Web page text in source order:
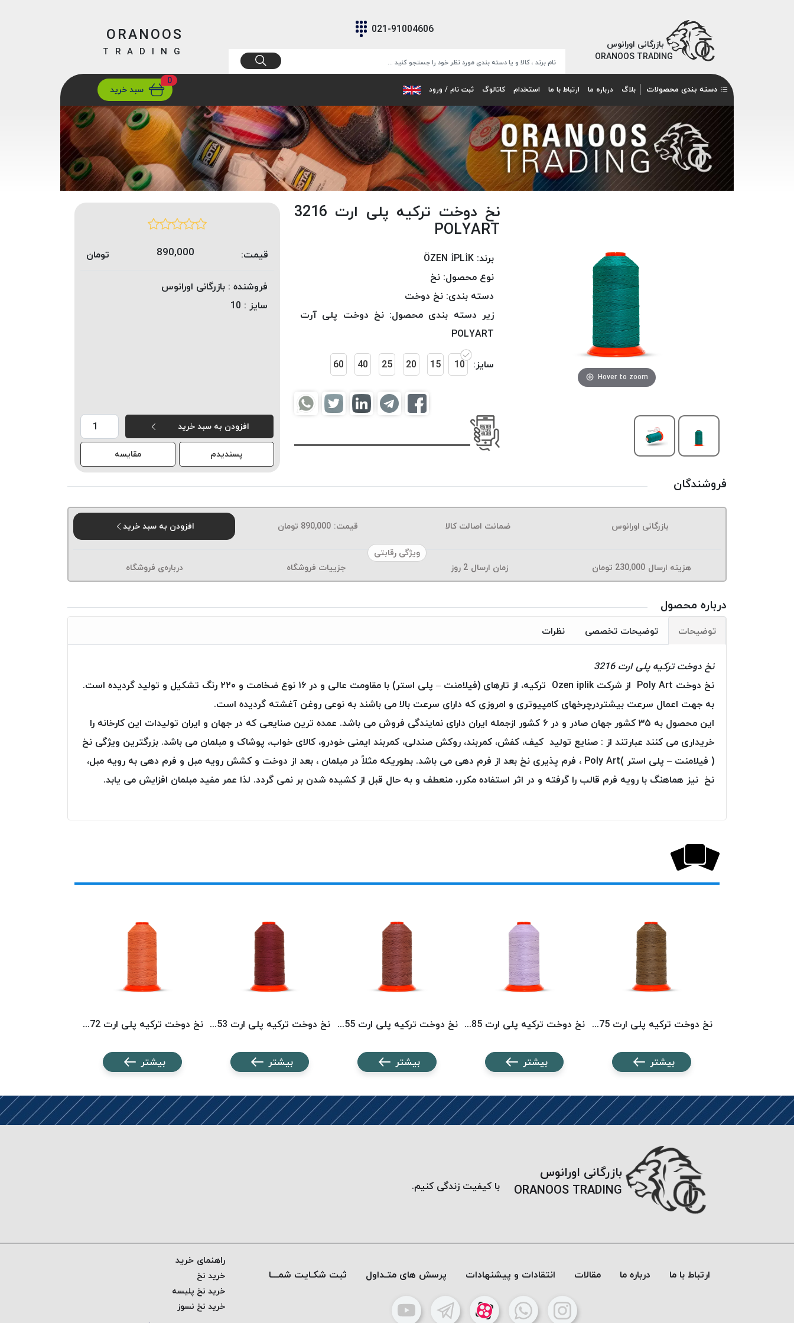
بازرگانی اورانوس
ORANOOS TRADING
021-91004606
ارسالتهران/ تهران
ORANOOS
TRADING
دسته بندی محصولات بلاگ درباره ما ارتباط با ما استخدام کاتالوگ ثبت نام / ورود
0
سبد خرید
Hover to zoom
نخ دوخت ترکیه پلی ارت 3216
POLYART
برند: ÖZEN İPLİK
نوع محصول: نخ
دسته بندی: نخ دوخت
زیر دسته بندی محصول: نخ دوخت پلی آرت
POLYART
سایز: 10
15
20
25
40
60
قیمت: 890,000
تومان
فروشنده : بازرگانی اورانوس
سایز : 10
افزودن به سبد خرید
پسندیدم
مقایسه
فروشندگان
بازرگانی اورانوس ضمانت اصالت کالا قیمت: 890,000 تومان
افزودن به سبد خرید
ویژگی رقابتی
هزینه ارسال 230,000 تومان زمان ارسال 2 روز جزییات فروشگاه درباره‌ی فروشگاه
درباره محصول
توضیحات توضیحات تخصصی نظرات
نخ دوخت ترکیه پلی ارت 3216
نخ دوخت Poly Art از شرکت Ozen iplik ترکیه، از تارهای (فیلامنت – پلی استر) با مقاومت عالی و در ۱۶ نوع ضخامت و ۲۲۰ رنگ تشکیل و تولید گردیده است.
به جهت اعمال سرعت بیشتردرچرخهای کامپیوتری و امروزی که دارای سرعت بالا می باشند به نوعی روغن آغشته گردیده است.
این محصول به ۳۵ کشور جهان صادر و در ۶ کشور ازجمله ایران دارای نمایندگی فروش می باشد. عمده ترین صنایعی که در جهان و ایران تولیدات این کارخانه را
خریداری می کنند عبارتند از : صنایع تولید کیف، کفش، کمربند، روکش صندلی، کمربند ایمنی خودرو، کالای خواب، پوشاک و مبلمان می باشد. بزرگترین ویژگی نخ
( فیلامنت – پلی استر )Poly Art ، فرم پذیری نخ بعد از فرم دهی می باشد. بطوریکه مثلاً در مبلمان ، بعد از دوخت و کشش رویه مبل و فرم دهی به رویه مبل،
نخ نیز هماهنگ با رویه فرم قالب را گرفته و در اثر استفاده مکرر، منعطف و به حال قبل از کشیده شدن بر نمی گردد. لذا عمر مفید مبلمان افزایش می یابد.
نخ دوخت ترکیه پلی ارت 1575 POLYART
بیشتر
نخ دوخت ترکیه پلی ارت 8585 POLYART
بیشتر
نخ دوخت ترکیه پلی ارت 8355 POLYART
بیشتر
نخ دوخت ترکیه پلی ارت 8153 POLYART
بیشتر
نخ دوخت ترکیه پلی ارت 8072 POLYART
بیشتر
بازرگانی اورانوس
ORANOOS TRADING
با کیفیت زندگی کنیم.
ارتباط با ما درباره ما مقالات انتقادات و پیشنهادات پرسش های متـداول ثبت شکـایت شمـــا
راهنمای خرید
خرید نخ
خرید نخ پلیسه
خرید نخ نسوز